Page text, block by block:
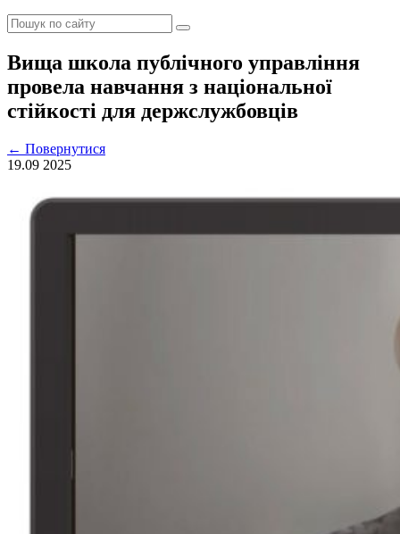
Вища школа публічного управління
провела навчання з національної
стійкості для держслужбовців
← Повернутися
19.09 2025